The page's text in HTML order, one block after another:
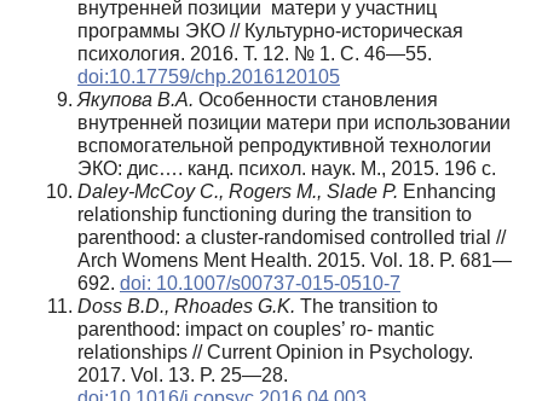
внутренней позиции матери у участниц
программы ЭКО // Культурно-историческая
психология. 2016. Т. 12. № 1. С. 46—55.
doi:10.17759/chp.2016120105
Якупова В.А. Особенности становления
внутренней позиции матери при использовании
вспомогательной репродуктивной технологии
ЭКО: дис…. канд. психол. наук. М., 2015. 196 с.
Daley-McCoy C., Rogers M., Slade P. Enhancing
relationship functioning during the transition to
parenthood: a cluster-randomised controlled trial //
Arch Womens Ment Health. 2015. Vol. 18. P. 681—
692. doi: 10.1007/s00737-015-0510-7
Doss B.D., Rhoades G.K. The transition to
parenthood: impact on couples’ ro- mantic
relationships // Current Opinion in Psychology.
2017. Vol. 13. P. 25—28.